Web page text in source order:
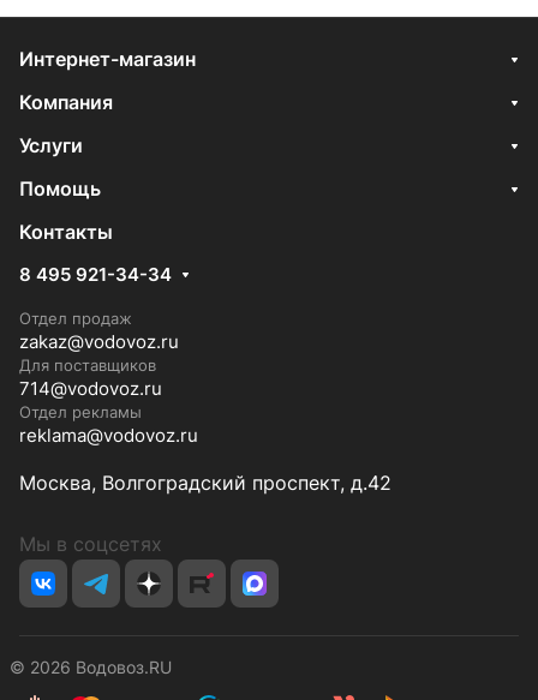
Интернет-магазин
Компания
Услуги
Помощь
Контакты
8 495 921-34-34
Отдел продаж
zakaz@vodovoz.ru
Для поставщиков
714@vodovoz.ru
Отдел рекламы
reklama@vodovoz.ru
Москва, Волгоградский проспект, д.42
Мы в соцсетях
© 2026 Водовоз.RU